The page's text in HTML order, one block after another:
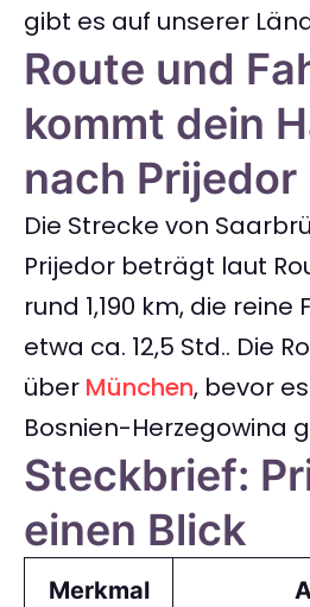
gibt es auf unserer
Route und
kommt dein
nach Prijedor
Die Strecke von
Prijedor beträgt laut
rund 1,190 km, die
etwa ca. 12,5 Std.. Die
über München, bevor
Bosnien-Herzegowina
Steckbrief:
einen Blick
Merkmal